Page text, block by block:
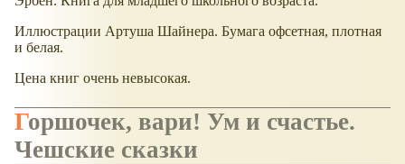
Иллюстрации Артуша Шайнера. Бумага офсетная, плотная
и белая.
Цена книг очень невысокая.
Горшочек, вари! Ум и счастье.
Чешские сказки